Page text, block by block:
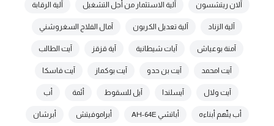
آلان ريتشسون آلية الاستثمار من أجل التشغيل آلية الرقابة
آلية الزناد آلية تعديل الكربون آمال الفلاح السغروشني
آمنة بوعياش آيات شيطانية آية قزقز آيت الطالب
آيت امحمد آيت بن حدو آيت بوكماز آيت فاسكا
آيت ولال آيسلندا آيل للسقوط أئمة أب
أب يتّهم أبناءه أباتشي AH-64E أبراموفيتش أبرشان